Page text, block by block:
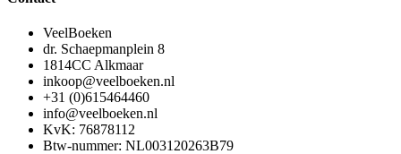
VeelBoeken
dr. Schaepmanplein 8
1814CC Alkmaar
inkoop@veelboeken.nl
+31 (0)615464460
info@veelboeken.nl
KvK: 76878112
Btw-nummer: NL003120263B79